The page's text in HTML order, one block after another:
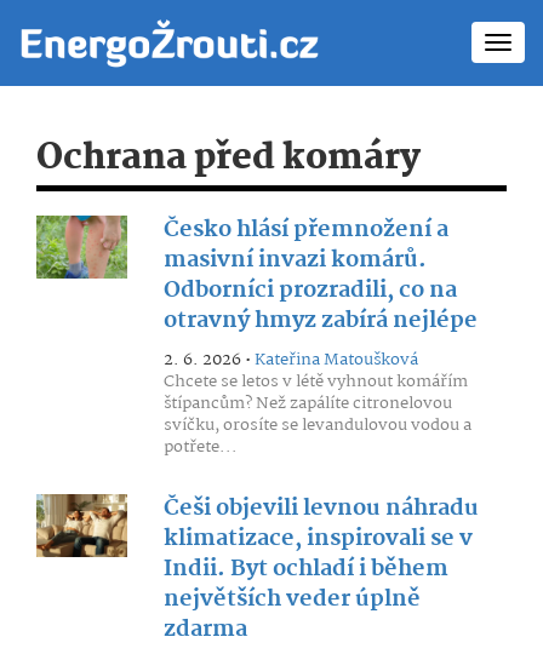
Ochrana před komáry
Česko hlásí přemnožení a
masivní invazi komárů.
Odborníci prozradili, co na
otravný hmyz zabírá nejlépe
2. 6. 2026 •Kateřina Matoušková
Chcete se letos v létě vyhnout komářím
štípancům? Než zapálíte citronelovou
svíčku, orosíte se levandulovou vodou a
potřete...
Češi objevili levnou náhradu
klimatizace, inspirovali se v
Indii. Byt ochladí i během
největších veder úplně
zdarma